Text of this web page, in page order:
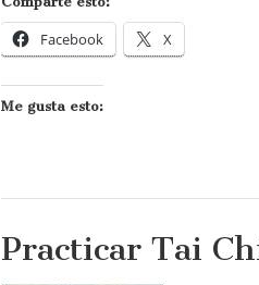
Facebook X
Me gusta esto:
Practicar Tai